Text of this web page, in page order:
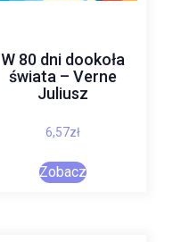
W 80 dni dookoła
świata – Verne
Juliusz
6,57zł
Zobacz